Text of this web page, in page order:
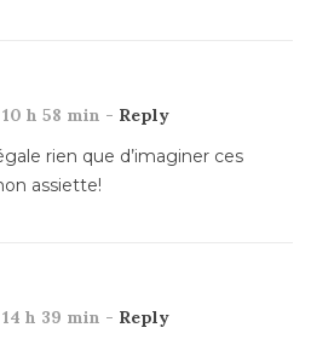
h 58 min - Reply
rien que d’imaginer ces
assiette!
h 39 min - Reply